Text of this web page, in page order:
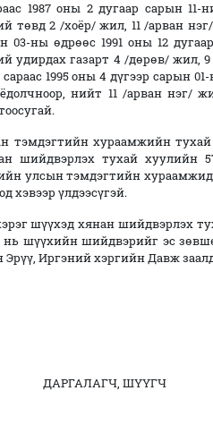
1987 оны 2 дугаар сарын
төвд 2 /хоёр/ жил, 11 /арван
03-ны өдрөөс 1991 оны 12
удирдах газарт 4 /дөрөв/ жил, 9
сараас 1995 оны 4 дүгээр сарын
нийт 11 /арван нэг/
хураамжийн тухай
шийдвэрлэх тухай хуулийн
улсын тэмдэгтийн хураамжид
хэвээр үлдээсүгэй.
шүүхэд хянан шийдвэрлэх
шүүхийн шийдвэрийг эс
Иргэний хэргийн Давж
ШҮҮГЧ